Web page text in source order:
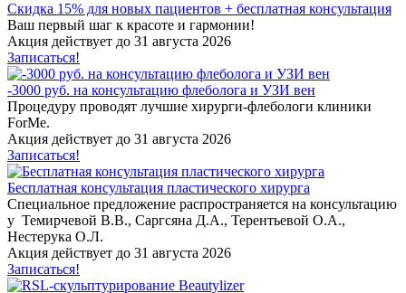
Скидка 15% для новых пациентов + бесплатная консультация
Ваш первый шаг к красоте и гармонии!
Акция действует до 31 августа 2026
Записаться!
-3000 руб. на консультацию флеболога и УЗИ вен
Процедуру проводят лучшие хирурги-флебологи клиники
ForMe.
Акция действует до 31 августа 2026
Записаться!
Бесплатная консультация пластического хирурга
Специальное предложение распространяется на консультацию
у Темирчевой В.В., Саргсяна Д.А., Терентьевой О.А.,
Нестерука О.Л.
Акция действует до 31 августа 2026
Записаться!